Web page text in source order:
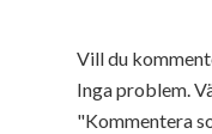
Vill du
Inga problem.
"Kommentera